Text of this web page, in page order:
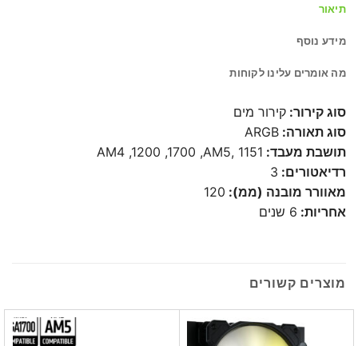
תיאור
מידע נוסף
מה אומרים עלינו לקוחות
סוג קירור: קירור מים
סוג תאורה: ARGB
תושבת מעבד: 1151 ,AM4 ,1200 ,1700 ,AM5
רדיאטורים: 3
מאוורר מובנה (ממ): 120
אחריות: 6 שנים
מוצרים קשורים